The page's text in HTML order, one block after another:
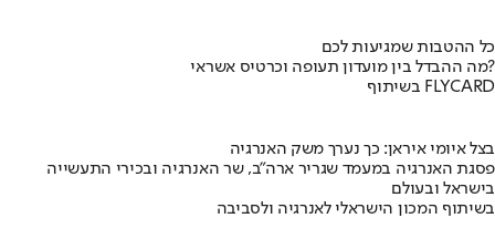
כל ההטבות שמגיעות לכם
מה ההבדל בין מועדון תעופה וכרטיס אשראי?
בשיתוף FLYCARD
בצל איומי איראן: כך נערך משק האנרגיה
פסגת האנרגיה במעמד שגריר ארה"ב, שר האנרגיה ובכירי התעשייה
בישראל ובעולם
בשיתוף המכון הישראלי לאנרגיה ולסביבה